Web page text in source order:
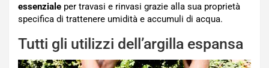
essenziale per travasi e rinvasi grazie alla sua proprietà
specifica di trattenere umidità e accumuli di acqua.
Tutti gli utilizzi dell’argilla espansa